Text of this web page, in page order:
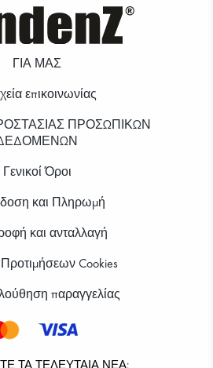
ΓΙΑ ΜΑΣ
επικοινωνίας
ΠΡΟΣΩΠΙΚΩΝ
Γενικοί Όροι
και Πληρωμή
και ανταλλαγή
Cookies
παραγγελίας
ΤΑ ΤΕΛΕΥΤΑΊΑ ΝΈΑ: